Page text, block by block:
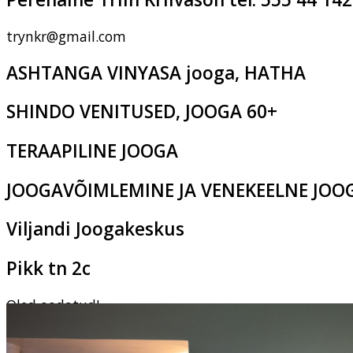
trynkr@gmail.com
ASHTANGA VINYASA jooga, HATHA
SHINDO VENITUSED, JOOGA 60+
TERAAPILINE JOOGA
JOOGAVÕIMLEMINE JA VENEKEELNE
Viljandi Joogakeskus
Pikk tn 2c
Oled oodatud!
‹ ›